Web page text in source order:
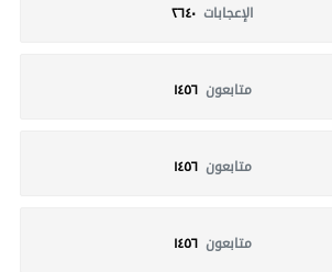
الإعجابات ٢٦٤٠
متابعون ١٤٥٦
متابعون ١٤٥٦
متابعون ١٤٥٦